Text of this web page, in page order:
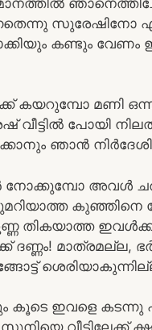
സുരേഷിനോ
കണ്ടും വേണം
കയറുമ്പോ മണി
പോയി
ഞാൻ
നോക്കുമ്പോ അവൾ
കുഞ്ഞിനെ
തികയാത്ത
മാത്രമല്ല,
ഇവളെ കടന്നു